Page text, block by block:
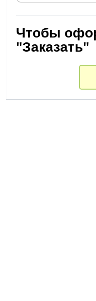
Чтобы
"Заказать"